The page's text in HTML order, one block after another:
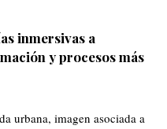
inmersivas a
y procesos más